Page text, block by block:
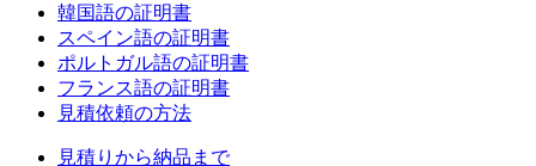
韓国語の証明書
スペイン語の証明書
ポルトガル語の証明書
フランス語の証明書
見積依頼の方法
見積りから納品まで